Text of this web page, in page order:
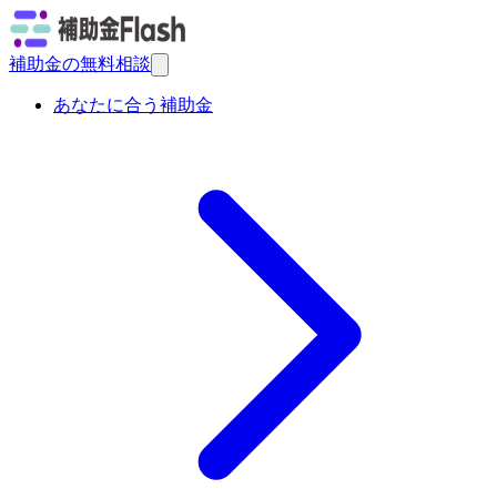
補助金の無料相談
あなたに合う補助金